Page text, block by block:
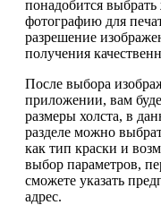
понадобится
фотографию для
разрешение
получения
После выбора
приложении, вам
размеры холста, в
разделе можно
как тип краски и
выбор параметров,
сможете указать
адрес.